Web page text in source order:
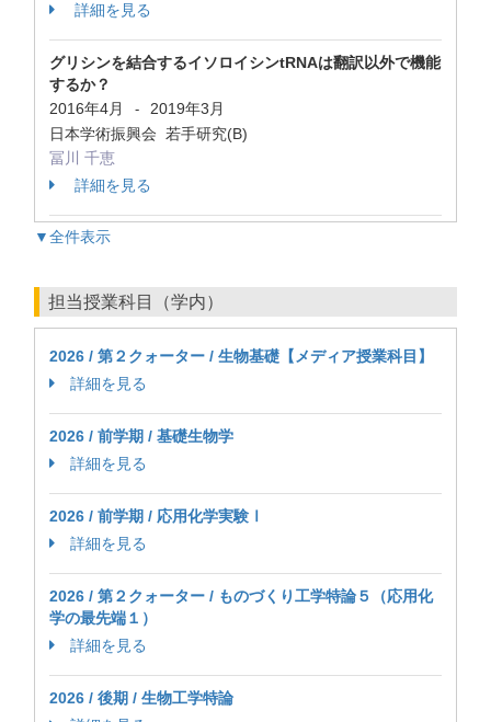
詳細を見る
グリシンを結合するイソロイシンtRNAは翻訳以外で機能
するか？
2016年4月
-
2019年3月
日本学術振興会 若手研究(B)
冨川 千恵
詳細を見る
▼全件表示
担当授業科目（学内）
2026 / 第２クォーター / 生物基礎【メディア授業科目】
詳細を見る
2026 / 前学期 / 基礎生物学
詳細を見る
2026 / 前学期 / 応用化学実験Ⅰ
詳細を見る
2026 / 第２クォーター / ものづくり工学特論５（応用化
学の最先端１）
詳細を見る
2026 / 後期 / 生物工学特論